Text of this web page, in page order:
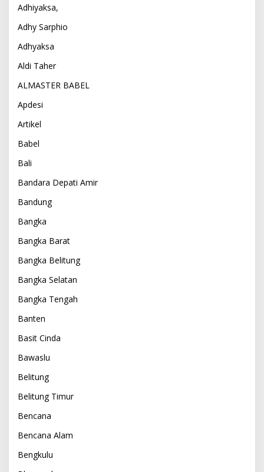
Adhiyaksa,
Adhy Sarphio
Adhyaksa
Aldi Taher
ALMASTER BABEL
Apdesi
Artikel
Babel
Bali
Bandara Depati Amir
Bandung
Bangka
Bangka Barat
Bangka Belitung
Bangka Selatan
Bangka Tengah
Banten
Basit Cinda
Bawaslu
Belitung
Belitung Timur
Bencana
Bencana Alam
Bengkulu